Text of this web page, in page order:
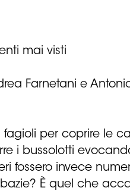
mai visti
Farnetani e
per coprire le
i bussolotti
invece
È quel che